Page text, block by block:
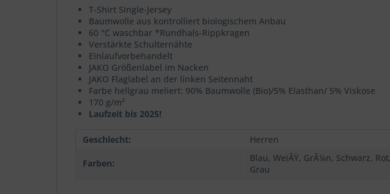
T-Shirt Single-Jersey
Baumwolle aus kontrolliert biologischem Anbau
60 °C waschbar *Rundhals-Rippkragen
Verstärkte Schulternähte
Einlaufvorbehandelt
JAKO Größenlabel im Nacken
JAKO Flaglabel an der linken Seitennaht
Farbe hellgrau meliert: 90% Baumwolle (Bio)/5% Elasthan/ 5% Viskose
170 g/m²
Laufzeit bis 2025!
Geschlecht: Herren
Farben:
Blau, WeiÃŸ, GrÃ¼n, Schwarz, Rot,
Grau